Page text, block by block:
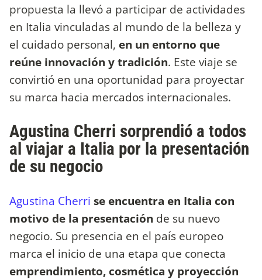
propuesta la llevó a participar de actividades
en Italia vinculadas al mundo de la belleza y
el cuidado personal, en un entorno que
reúne innovación y tradición. Este viaje se
convirtió en una oportunidad para proyectar
su marca hacia mercados internacionales.
Agustina Cherri sorprendió a todos
al viajar a Italia por la presentación
de su negocio
Agustina Cherri se encuentra en Italia con
motivo de la presentación de su nuevo
negocio. Su presencia en el país europeo
marca el inicio de una etapa que conecta
emprendimiento, cosmética y proyección